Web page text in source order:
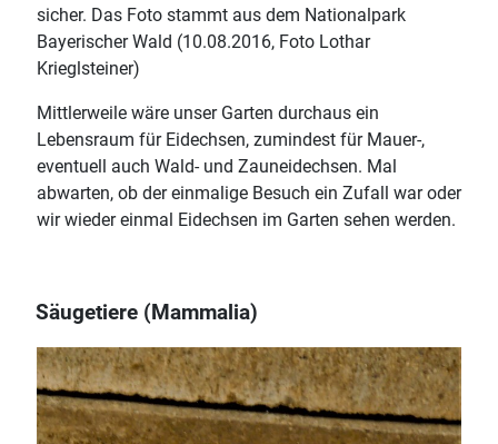
sicher. Das Foto stammt aus dem Nationalpark
Bayerischer Wald (10.08.2016, Foto Lothar
Krieglsteiner)
Mittlerweile wäre unser Garten durchaus ein
Lebensraum für Eidechsen, zumindest für Mauer-,
eventuell auch Wald- und Zauneidechsen. Mal
abwarten, ob der einmalige Besuch ein Zufall war oder
wir wieder einmal Eidechsen im Garten sehen werden.
Säugetiere (Mammalia)